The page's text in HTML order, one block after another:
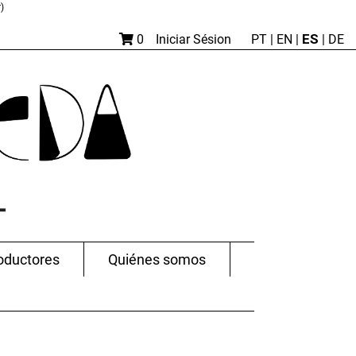
0 Iniciar Sésion PT | EN | ES | DE
Quiénes somos